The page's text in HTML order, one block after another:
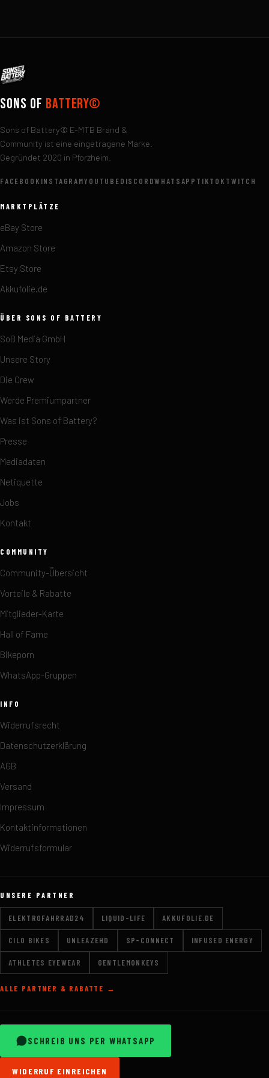
Sons of Battery©
Sons of Battery© E-MTB Brand &
Community ist eine eingetragene Marke.
Gegründet 2020 in Pforzheim.
FACEBOOK INSTAGRAMYOUTUBEDISCORDWHATSAPP TIKTOK TWITCH
MARKTPLÄTZE
eBay Store
Amazon Store
Etsy Store
Akkufolie.de
ÜBER SONS OF BATTERY
SoB Media GmbH
Unsere Story
Die Crew
Werde Premiumpartner
Was ist Sons of Battery?
Presse
Mediadaten
Netiquette
Jobs
Kontakt
COMMUNITY
Community-Übersicht
Vorteile & Rabatte
Mitglieder-Karte
Hall of Fame
Bikeporn
WhatsApp-Gruppen
INFO
Widerrufsrecht
Datenschutzerklärung
AGB
Versand
Impressum
Kontaktinformationen
Widerrufsformular
UNSERE PARTNER
ELEKTROFAHRRAD24 LIQUID-LIFE AKKUFOLIE.DE
CILO BIKES UNLEAZEHD SP-CONNECT INFUSED ENERGY
ATHLETES EYEWEAR GENTLEMONKEYS
ALLE PARTNER & RABATTE →
SCHREIB UNS PER WHATSAPP
WIDERRUF EINREICHEN